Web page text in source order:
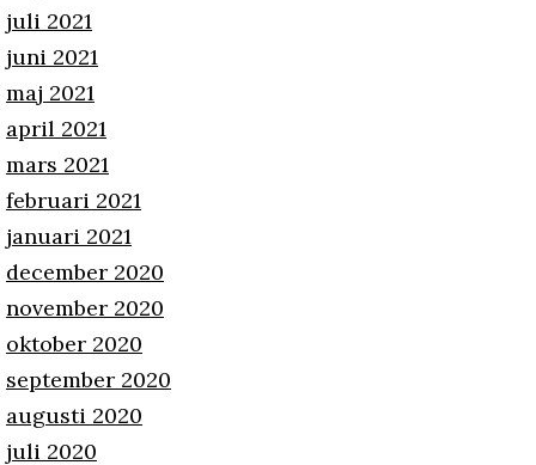
juli 2021
juni 2021
maj 2021
april 2021
mars 2021
februari 2021
januari 2021
december 2020
november 2020
oktober 2020
september 2020
augusti 2020
juli 2020